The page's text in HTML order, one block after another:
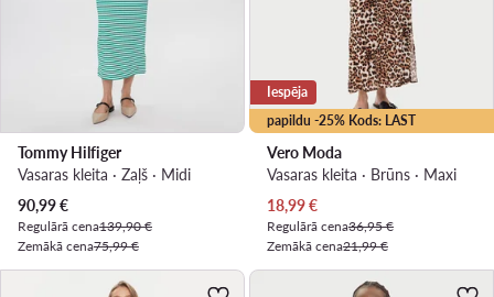
Tommy Hilfiger
Vasaras kleita · Zaļš · Midi
Pašreizējā cena
90,99€
Regulārā cena139,90 €
Zemākā cena75,99 €
papildu -25% Kods: LAST
Iespēja
Vero Moda
Vasaras kleita · Brūns · Maxi
Pašreizējā cena
18,99€
Regulārā cena36,95 €
Zemākā cena21,99 €